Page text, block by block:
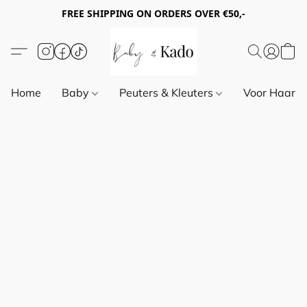
FREE SHIPPING ON ORDERS OVER €50,-
Home Baby Peuters & Kleuters Voor Haar